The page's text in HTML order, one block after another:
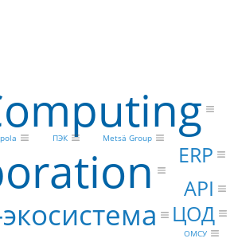
ЦОД
API
ERP
Metsä Group
ПЭК
ОМСУ